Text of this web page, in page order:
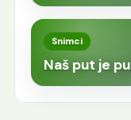
Snimci
Naš put je